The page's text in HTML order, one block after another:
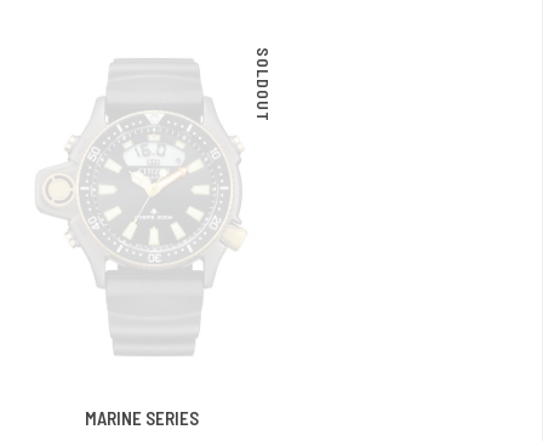
SOLDOUT
MARINE SERIES